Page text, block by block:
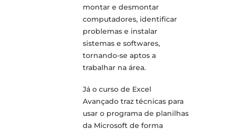
montar e desmontar
computadores, identificar
problemas e instalar
sistemas e softwares,
tornando-se aptos a
trabalhar na área.
Já o curso de Excel
Avançado traz técnicas para
usar o programa de planilhas
da Microsoft de forma